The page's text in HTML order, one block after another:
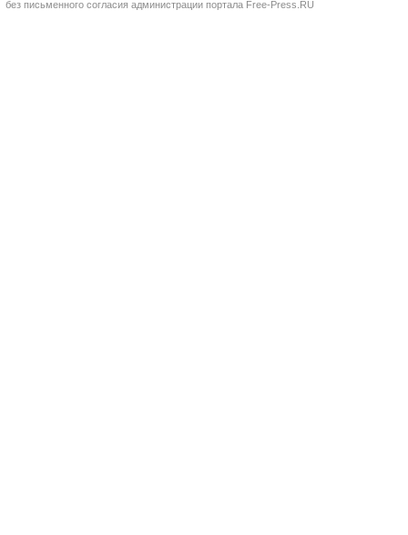
без письменного согласия администрации портала Free-Press.RU